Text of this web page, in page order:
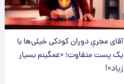
آقای مجریِ دوران کودکی خیلی‌ها با
یک پست متفاوت؛ «غمگینم بسیار
زیاد»!